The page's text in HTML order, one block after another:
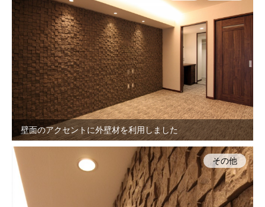
壁面のアクセントに外壁材を利用しました
その他